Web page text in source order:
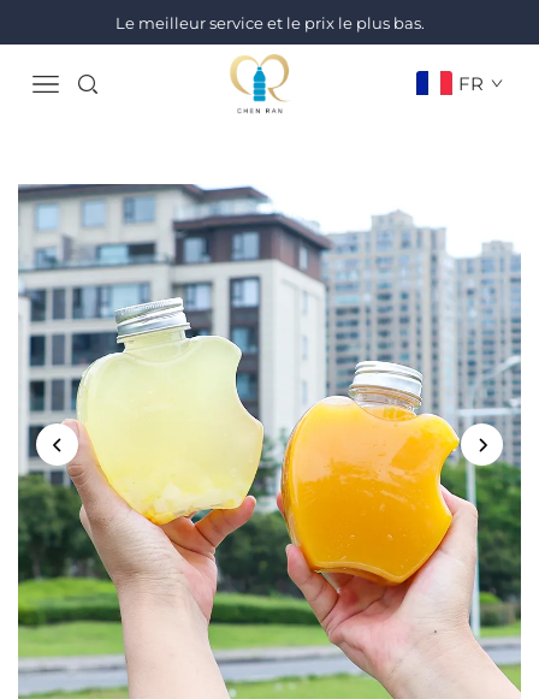
Le meilleur service et le prix le plus bas.
FR